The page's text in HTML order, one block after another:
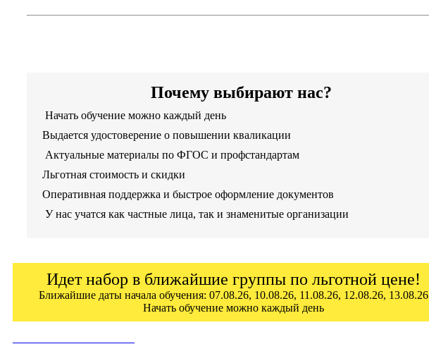
Почему выбирают нас?
Начать обучение можно каждый день
Выдается удостоверение о повышении кваликации
Актуальные материалы по ФГОС и профстандартам
Льготная стоимость и скидки
Оперативная поддержка и быстрое оформление документов
У нас учатся как частные лица, так и знаменитые организации
Идет набор в ближайшие группы по льготной цене!
Ближайшие даты начала обучения: 07.08.26, 10.08.26, 11.08.26, 12.08.26, 13.08.26
Начать обучение можно каждый день